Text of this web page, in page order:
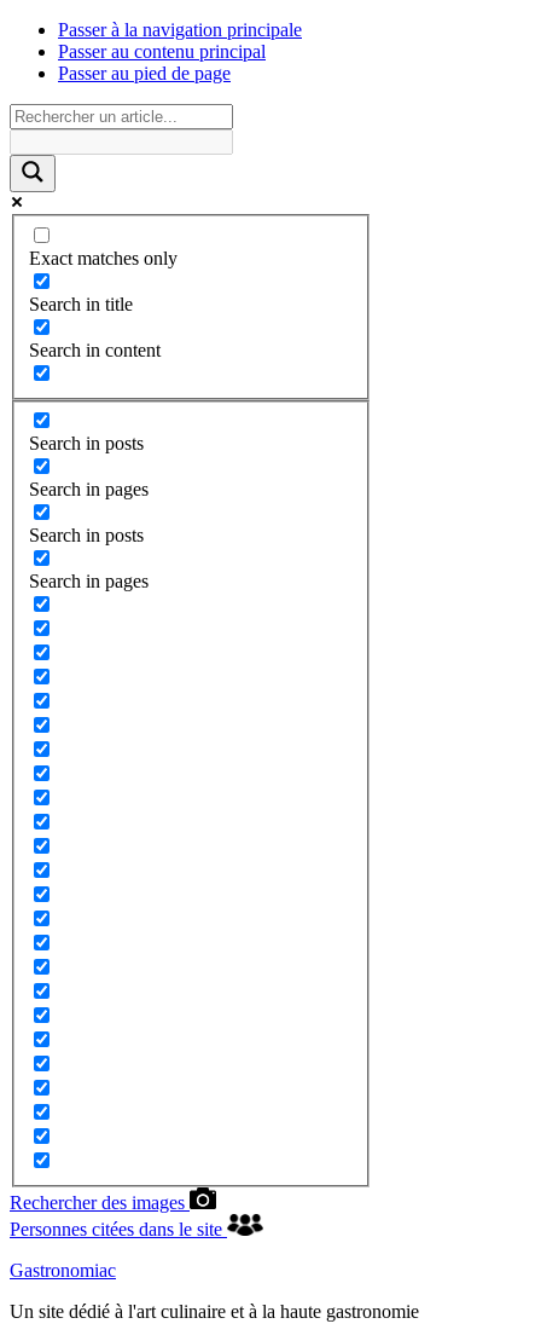
Passer à la navigation principale
Passer au contenu principal
Passer au pied de page
Exact matches only
Search in title
Search in content
Search in posts
Search in pages
Search in posts
Search in pages
Rechercher des images
Personnes citées dans le site
Gastronomiac
Un site dédié à l'art culinaire et à la haute gastronomie